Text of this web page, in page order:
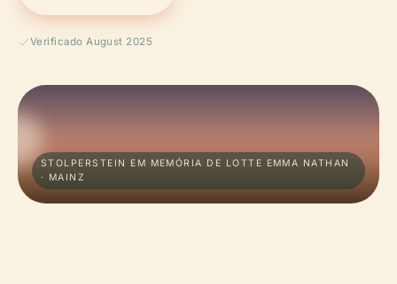
Verificado August 2025
STOLPERSTEIN EM MEMÓRIA DE LOTTE EMMA NATHAN
· MAINZ